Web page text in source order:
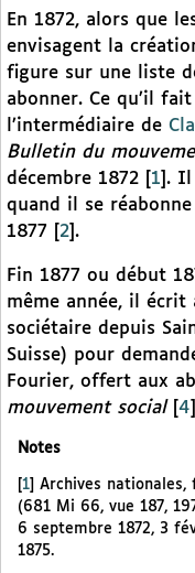
En 1872, alors que
envisagent la
figure sur une liste
abonner. Ce qu’il
l’intermédiaire de
Bulletin du
décembre 1872
1 . Il
quand il se
1877
2 .
Fin 1877 ou début
même année, il écrit
sociétaire depuis
Suisse) pour
Fourier, offert aux
mouvement social[ 4
Notes
1
Archives nationales,
(681 Mi 66, vue 187,
6 septembre 1872, 3
1875.